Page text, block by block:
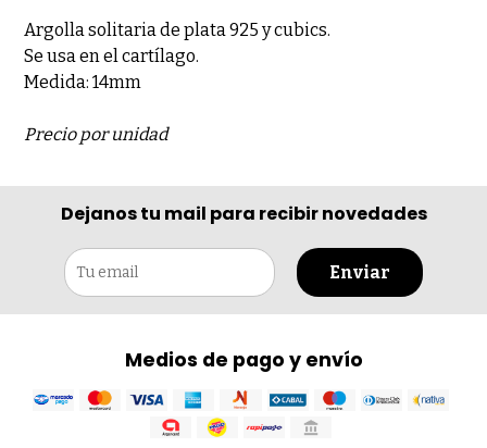
Argolla solitaria de plata 925 y cubics.
Se usa en el cartílago.
Medida: 14mm
Precio por unidad
Dejanos tu mail para recibir novedades
Enviar
Medios de pago y envío